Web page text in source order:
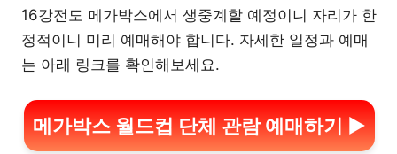
16강전도 메가박스에서 생중계할 예정이니 자리가 한
정적이니 미리 예매해야 합니다. 자세한 일정과 예매
는 아래 링크를 확인해보세요.
메가박스 월드컵 단체 관람 예매하기 ▶